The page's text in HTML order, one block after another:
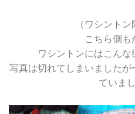
（ワシント
こちら側も
ワシントンにはこんな
写真は切れてしまいました
ていま